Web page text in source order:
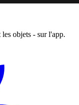
objets - sur l'app.